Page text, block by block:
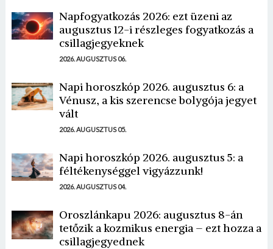
Napfogyatkozás 2026: ezt üzeni az
augusztus 12-i részleges fogyatkozás a
csillagjegyeknek
2026. AUGUSZTUS 06.
Napi horoszkóp 2026. augusztus 6: a
Vénusz, a kis szerencse bolygója jegyet
vált
2026. AUGUSZTUS 05.
Napi horoszkóp 2026. augusztus 5: a
féltékenységgel vigyázzunk!
2026. AUGUSZTUS 04.
Oroszlánkapu 2026: augusztus 8-án
tetőzik a kozmikus energia – ezt hozza a
csillagjegyednek